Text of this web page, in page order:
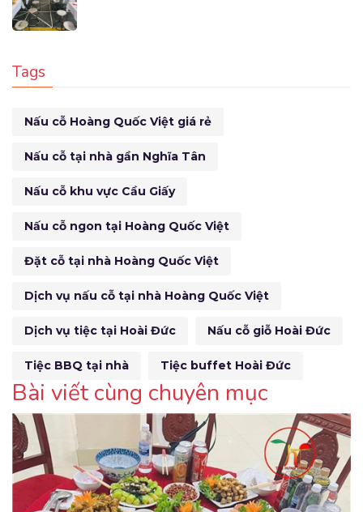
Tags
Nấu cỗ Hoàng Quốc Việt giá rẻ
Nấu cỗ tại nhà gần Nghĩa Tân
Nấu cỗ khu vực Cầu Giấy
Nấu cỗ ngon tại Hoàng Quốc Việt
Đặt cỗ tại nhà Hoàng Quốc Việt
Dịch vụ nấu cỗ tại nhà Hoàng Quốc Việt
Dịch vụ tiệc tại Hoài Đức Nấu cỗ giỗ Hoài Đức
Tiệc BBQ tại nhà Tiệc buffet Hoài Đức
Bài viết cùng chuyên mục